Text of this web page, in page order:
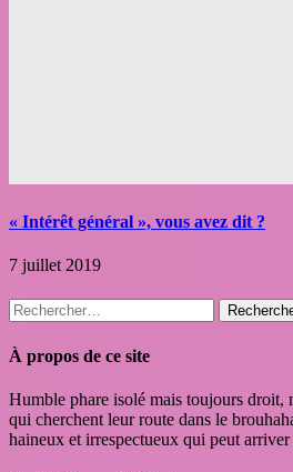
« Intérêt général », vous avez dit ?
7 juillet 2019
Rechercher :
À propos de ce site
Humble phare isolé mais toujours droit,
qui cherchent leur route dans le
haineux et irrespectueux qui peut arriver